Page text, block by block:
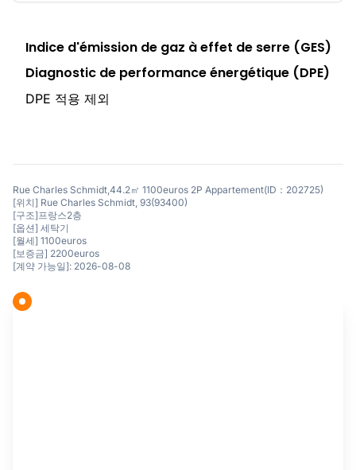
Indice d'émission de gaz à effet de serre (GES)
Diagnostic de performance énergétique (DPE)
DPE 적용 제외
Rue Charles Schmidt,44.2㎡ 1100euros 2P Appartement(ID：202725)
[위치] Rue Charles Schmidt, 93(93400)
[구조]프랑스2층
[옵션] 세탁기
[월세] 1100euros
[보증금] 2200euros
[계약 가능일]: 2026-08-08